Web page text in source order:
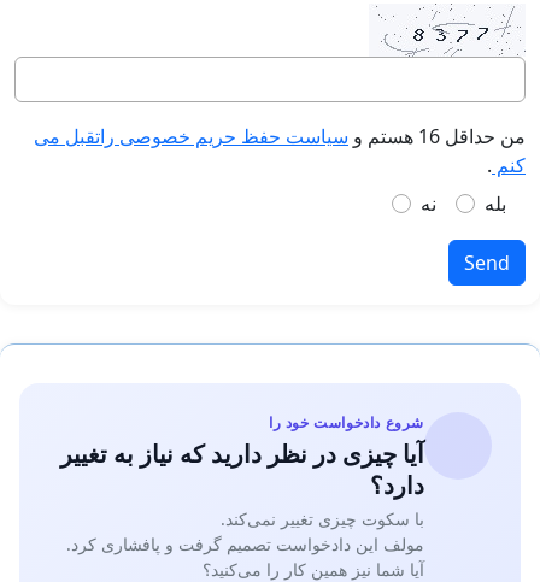
من حداقل 16 هستم و
سیاست حفظ حریم خصوصی راتقبل می
کنم .
بله
نه
Send
شروع دادخواست خود را
آیا چیزی در نظر دارید که نیاز به تغییر
دارد؟
با سکوت چیزی تغییر نمی‌کند.
مولف این دادخواست تصمیم گرفت و پافشاری کرد.
آیا شما نیز همین کار را می‌کنید؟